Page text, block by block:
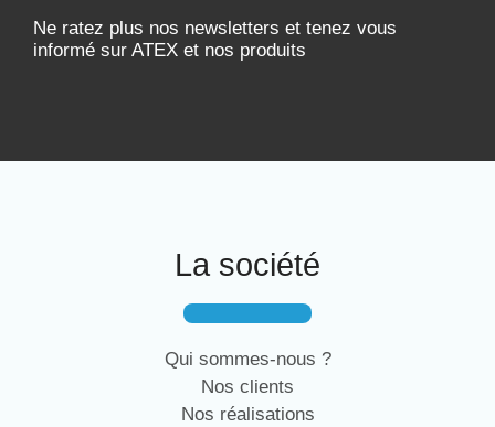
Ne ratez plus nos newsletters et tenez vous
informé sur ATEX et nos produits
La société
Qui sommes-nous ?
Nos clients
Nos réalisations